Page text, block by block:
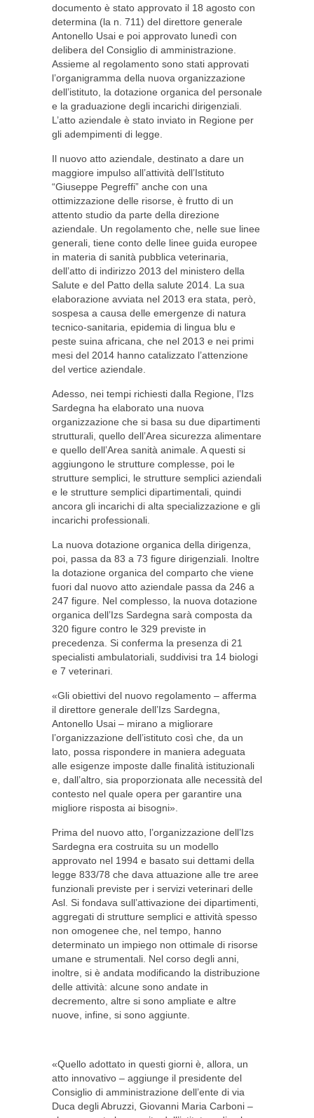
documento è stato approvato il 18 agosto con
determina (la n. 711) del direttore generale
Antonello Usai e poi approvato lunedì con
delibera del Consiglio di amministrazione.
Assieme al regolamento sono stati approvati
l’organigramma della nuova organizzazione
dell’istituto, la dotazione organica del personale
e la graduazione degli incarichi dirigenziali.
L’atto aziendale è stato inviato in Regione per
gli adempimenti di legge.
Il nuovo atto aziendale, destinato a dare un
maggiore impulso all’attività dell’Istituto
“Giuseppe Pegreffi” anche con una
ottimizzazione delle risorse, è frutto di un
attento studio da parte della direzione
aziendale. Un regolamento che, nelle sue linee
generali, tiene conto delle linee guida europee
in materia di sanità pubblica veterinaria,
dell’atto di indirizzo 2013 del ministero della
Salute e del Patto della salute 2014. La sua
elaborazione avviata nel 2013 era stata, però,
sospesa a causa delle emergenze di natura
tecnico-sanitaria, epidemia di lingua blu e
peste suina africana, che nel 2013 e nei primi
mesi del 2014 hanno catalizzato l’attenzione
del vertice aziendale.
Adesso, nei tempi richiesti dalla Regione, l’Izs
Sardegna ha elaborato una nuova
organizzazione che si basa su due dipartimenti
strutturali, quello dell’Area sicurezza alimentare
e quello dell’Area sanità animale. A questi si
aggiungono le strutture complesse, poi le
strutture semplici, le strutture semplici aziendali
e le strutture semplici dipartimentali, quindi
ancora gli incarichi di alta specializzazione e gli
incarichi professionali.
La nuova dotazione organica della dirigenza,
poi, passa da 83 a 73 figure dirigenziali. Inoltre
la dotazione organica del comparto che viene
fuori dal nuovo atto aziendale passa da 246 a
247 figure. Nel complesso, la nuova dotazione
organica dell’Izs Sardegna sarà composta da
320 figure contro le 329 previste in
precedenza. Si conferma la presenza di 21
specialisti ambulatoriali, suddivisi tra 14 biologi
e 7 veterinari.
«Gli obiettivi del nuovo regolamento – afferma
il direttore generale dell’Izs Sardegna,
Antonello Usai – mirano a migliorare
l’organizzazione dell’istituto così che, da un
lato, possa rispondere in maniera adeguata
alle esigenze imposte dalle finalità istituzionali
e, dall’altro, sia proporzionata alle necessità del
contesto nel quale opera per garantire una
migliore risposta ai bisogni».
Prima del nuovo atto, l’organizzazione dell’Izs
Sardegna era costruita su un modello
approvato nel 1994 e basato sui dettami della
legge 833/78 che dava attuazione alle tre aree
funzionali previste per i servizi veterinari delle
Asl. Si fondava sull’attivazione dei dipartimenti,
aggregati di strutture semplici e attività spesso
non omogenee che, nel tempo, hanno
determinato un impiego non ottimale di risorse
umane e strumentali. Nel corso degli anni,
inoltre, si è andata modificando la distribuzione
delle attività: alcune sono andate in
decremento, altre si sono ampliate e altre
nuove, infine, si sono aggiunte.
«Quello adottato in questi giorni è, allora, un
atto innovativo – aggiunge il presidente del
Consiglio di amministrazione dell’ente di via
Duca degli Abruzzi, Giovanni Maria Carboni –